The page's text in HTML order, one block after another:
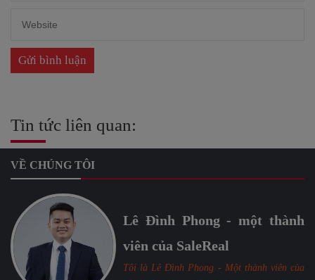
Tin tức liên quan:
VỀ CHÚNG TÔI
Lê Đình Phong - một thành
viên của SaleReal
Tôi là Lê Đình Phong - Một thành viên của